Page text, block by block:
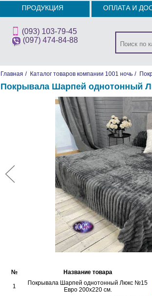
ПРОДУКЦИЯ ОПЛАТА И
(093) 103-79-45
(097) 474-84-88
Главная / Каталог товаров компании 1001 ночь /
Покрывала Шарпей однотонный
№ Название товара
1
Покрывала Шарпей однотонный Люкс №15
Евро 200х220 см.